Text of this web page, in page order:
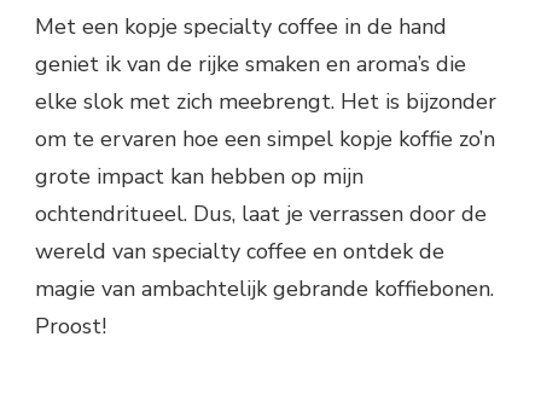
Met een kopje specialty coffee in de hand
geniet ik van de rijke smaken en aroma’s die
elke slok met zich meebrengt. Het is bijzonder
om te ervaren hoe een simpel kopje koffie zo’n
grote impact kan hebben op mijn
ochtendritueel. Dus, laat je verrassen door de
wereld van specialty coffee en ontdek de
magie van ambachtelijk gebrande koffiebonen.
Proost!